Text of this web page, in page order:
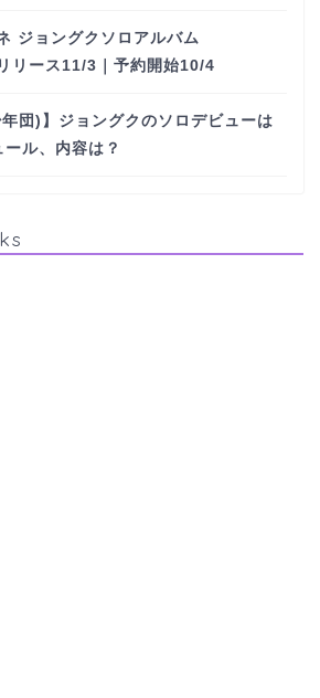
ジョングクソロアルバム
リース11/3｜予約開始10/4
年団)】ジョングクのソロデビューは
ル、内容は？